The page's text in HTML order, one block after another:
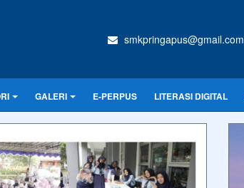
smkpringapus@gmail.com
GALERI E-PERPUS LITERASI DIGITAL